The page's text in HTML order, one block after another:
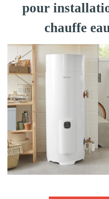
pour
chauffe